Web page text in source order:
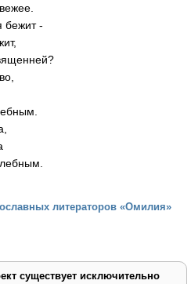
бежит -
литераторов «Омилия»
существует исключительно